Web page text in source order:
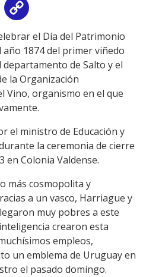
Email
Link
el Día del Patrimonio
1874 del primer viñedo
de Salto y el
la Organización
Vino, organismo en el que
el ministro de Educación y
la ceremonia de cierre
en Colonia Valdense.
más cosmopolita y
a un vasco, Harriague y
muy pobres a este
crearon esta
empleos,
un emblema de Uruguay en
el pasado domingo.